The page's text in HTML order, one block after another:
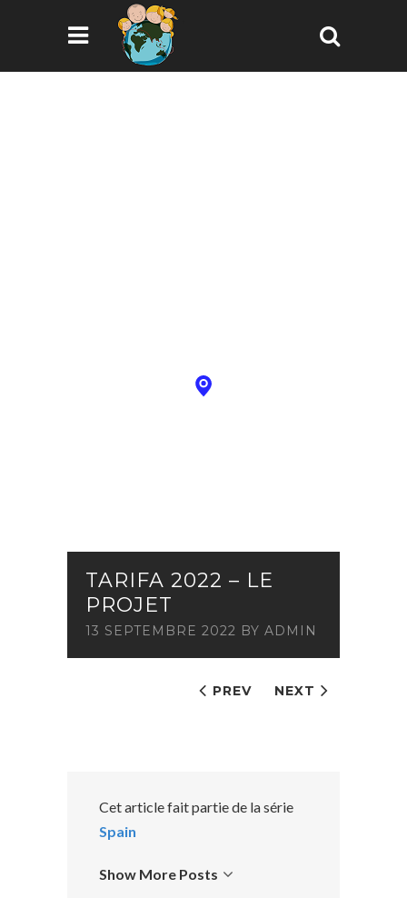
PREV NEXT
TARIFA 2022 – LE
PROJET
13 SEPTEMBRE 2022 BY ADMIN
Cet article fait partie de la série
Spain
Show More Posts